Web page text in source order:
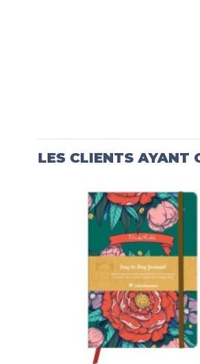
LES CLIENTS AYANT